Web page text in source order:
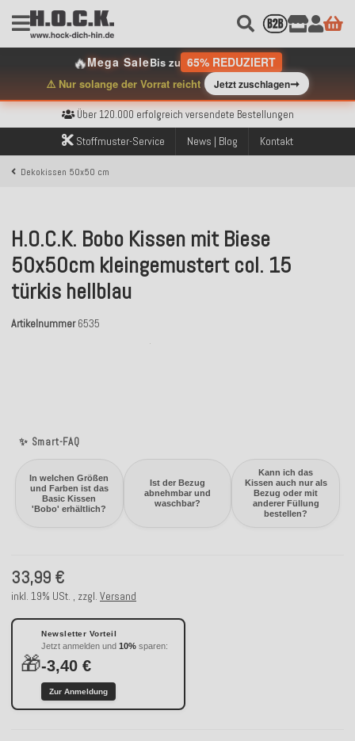
🔥Mega SaleBis zu 65% REDUZIERT
⚠️ Nur solange der Vorrat reicht Jetzt zuschlagen➞
Kostenloser Versand innerhalb Deutschlands ab 99€ Bestellwert
Über 120.000 erfolgreich versendete Bestellungen
Sicher bezahlen mit Klarna, PayPal & Amazon Pay
Kostenloser Versand innerhalb Deutschlands ab 99€ Bestellwert
Über 120.000 erfolgreich versendete Bestellungen
Sicher bezahlen mit Klarna, PayPal & Amazon Pay
Kostenloser Versand innerhalb Deutschlands ab 99€ Bestellwert
Stoffmuster-Service News | Blog Kontakt
Dekokissen 50x50 cm
✨ Smart-FAQ
In welchen Größen
und Farben ist das
Basic Kissen
'Bobo' erhältlich?
Ist der Bezug
abnehmbar und
waschbar?
Kann ich das
Kissen auch nur als
Bezug oder mit
anderer Füllung
bestellen?
H.O.C.K. Bobo Kissen mit Biese
50x50cm kleingemustert col. 15
türkis hellblau
Artikelnummer 6535
33,99 €
inkl. 19% USt. , zzgl. Versand
🎁
Newsletter Vorteil
Jetzt anmelden und 10% sparen:
-3,40 €
Zur Anmeldung